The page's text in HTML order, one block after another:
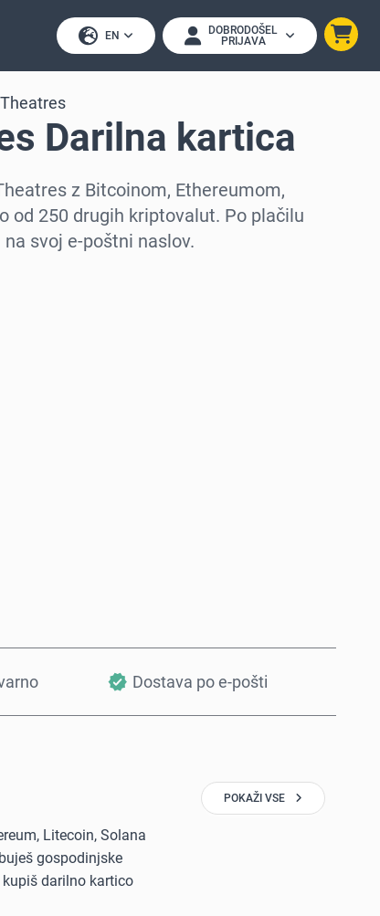
EN
DOBRODOŠEL
PRIJAVA
Darilna kartica
z Bitcoinom, Ethereumom,
od 250 drugih kriptovalut. Po plačilu
svoj e-poštni naslov.
Dostava po e-pošti
Litecoin, Solana
gospodinjske
darilno kartico
POKAŽI VSE